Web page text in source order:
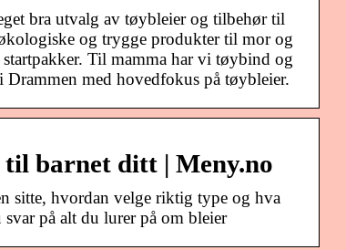
bra utvalg av tøybleier og tilbehør til
og trygge produkter til mor og
Til mamma har vi tøybind og
med hovedfokus på tøybleier.
barnet ditt | Meny.no
sitte, hvordan velge riktig type og hva
på alt du lurer på om bleier